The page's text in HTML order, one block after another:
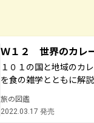
Ｗ１２ 世界のカレ
１０１の国と地域のカ
を食の雑学とともに解説
旅の図鑑
2022.03.17 発売